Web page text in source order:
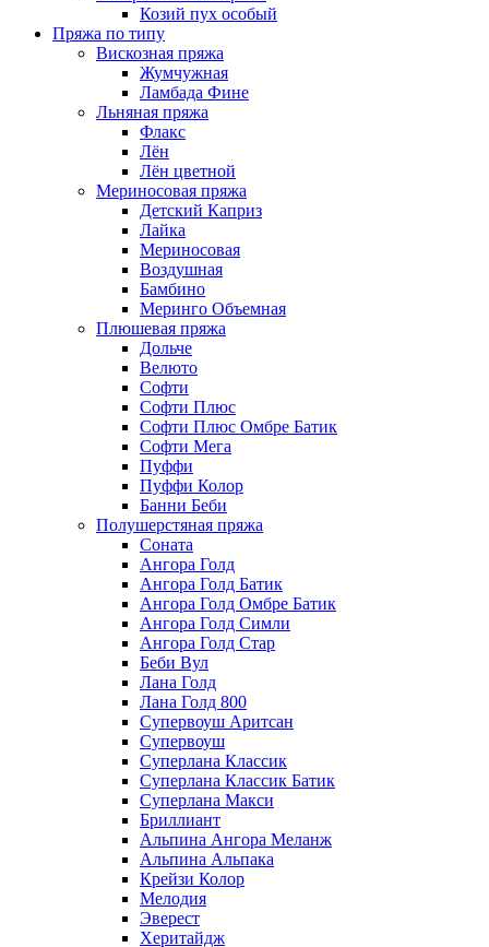
Козий пух особый
Пряжа по типу
Вискозная пряжа
Жумчужная
Ламбада Фине
Льняная пряжа
Флакс
Лён
Лён цветной
Мериносовая пряжа
Детский Каприз
Лайка
Мериносовая
Воздушная
Бамбино
Меринго Объемная
Плюшевая пряжа
Дольче
Велюто
Софти
Софти Плюс
Софти Плюс Омбре Батик
Софти Мега
Пуффи
Пуффи Колор
Банни Беби
Полушерстяная пряжа
Соната
Ангора Голд
Ангора Голд Батик
Ангора Голд Омбре Батик
Ангора Голд Симли
Ангора Голд Стар
Беби Вул
Лана Голд
Лана Голд 800
Супервоуш Аритсан
Супервоуш
Суперлана Классик
Суперлана Классик Батик
Суперлана Макси
Бриллиант
Альпина Ангора Меланж
Альпина Альпака
Крейзи Колор
Мелодия
Эверест
Херитайдж